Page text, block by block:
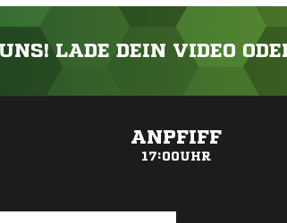
LADE DEIN VIDEO
ANPFIFF
17:00UHR